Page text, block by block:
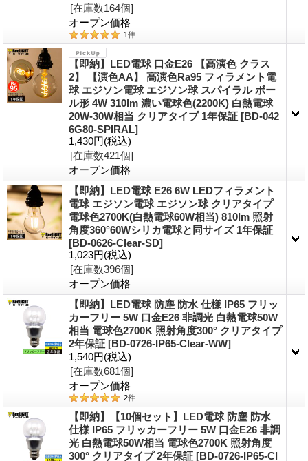
[在庫数164個]
オープン価格
1件
【即納】LED電球 口金E26 【高演色 クラス
2】 【演色AA】 高演色Ra95 フィラメント電
球 エジソン電球 エジソン球 スパイラル ボー
ル形 4W 310lm 濃い電球色(2200K) 白熱電球
20W-30W相当 クリアタイプ 1年保証 [BD-042
6G80-SPIRAL]
1,430円(税込)
[在庫数421個]
オープン価格
【即納】LED電球 E26 6W LEDフィラメント
電球 エジソン電球 エジソン球 クリアタイプ
電球色2700K(白熱電球60W相当) 810lm 照射
角度360°60Wシリカ電球と同サイズ 1年保証
[BD-0626-Clear-SD]
1,023円(税込)
[在庫数396個]
オープン価格
【即納】LED電球 防塵 防水 仕様 IP65 フリッ
カーフリー 5W 口金E26 非調光 白熱電球50W
相当 電球色2700K 照射角度300° クリアタイプ
2年保証 [BD-0726-IP65-Clear-WW]
1,540円(税込)
[在庫数681個]
オープン価格
2件
【即納】【10個セット】LED電球 防塵 防水
仕様 IP65 フリッカーフリー 5W 口金E26 非調
光 白熱電球50W相当 電球色2700K 照射角度
300° クリアタイプ 2年保証 [BD-0726-IP65-Cl